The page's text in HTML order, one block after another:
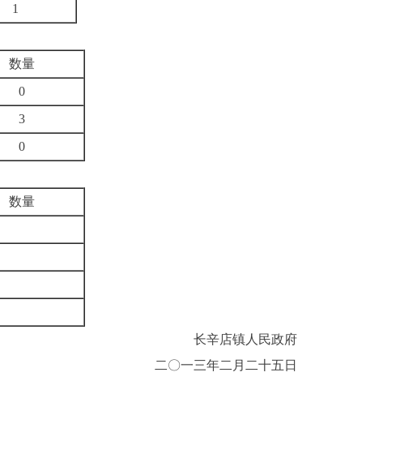
1
数量
0
3
0
数量
长辛店镇人民政府
二〇一三年二月二十五日